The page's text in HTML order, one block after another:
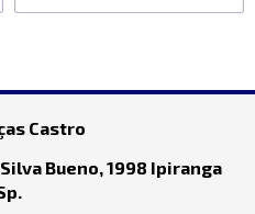
Castro
Bueno, 1998 Ipiranga